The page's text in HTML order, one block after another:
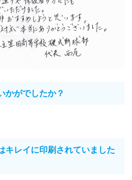
かがでしたか？
キレイに印刷されていました